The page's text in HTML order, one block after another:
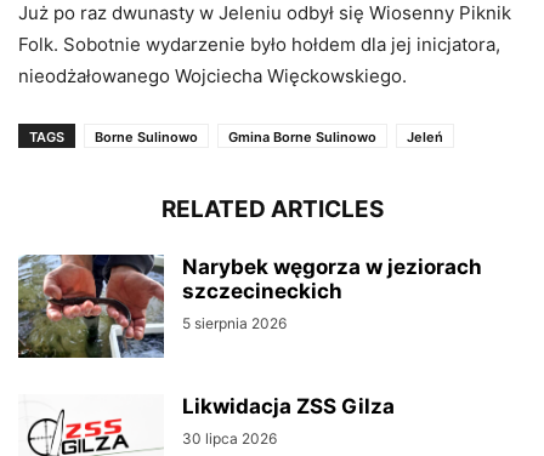
Już po raz dwunasty w Jeleniu odbył się Wiosenny Piknik
Folk. Sobotnie wydarzenie było hołdem dla jej inicjatora,
nieodżałowanego Wojciecha Więckowskiego.
TAGS Borne Sulinowo Gmina Borne Sulinowo Jeleń
RELATED ARTICLES
Narybek węgorza w jeziorach
szczecineckich
5 sierpnia 2026
Likwidacja ZSS Gilza
30 lipca 2026